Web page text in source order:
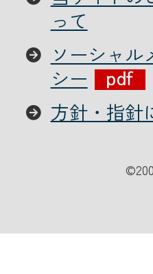
って
ソーシャル
シー
方針・指針
©